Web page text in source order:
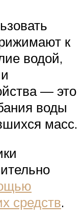
к
водой,
— это
воды
масс.
средств.